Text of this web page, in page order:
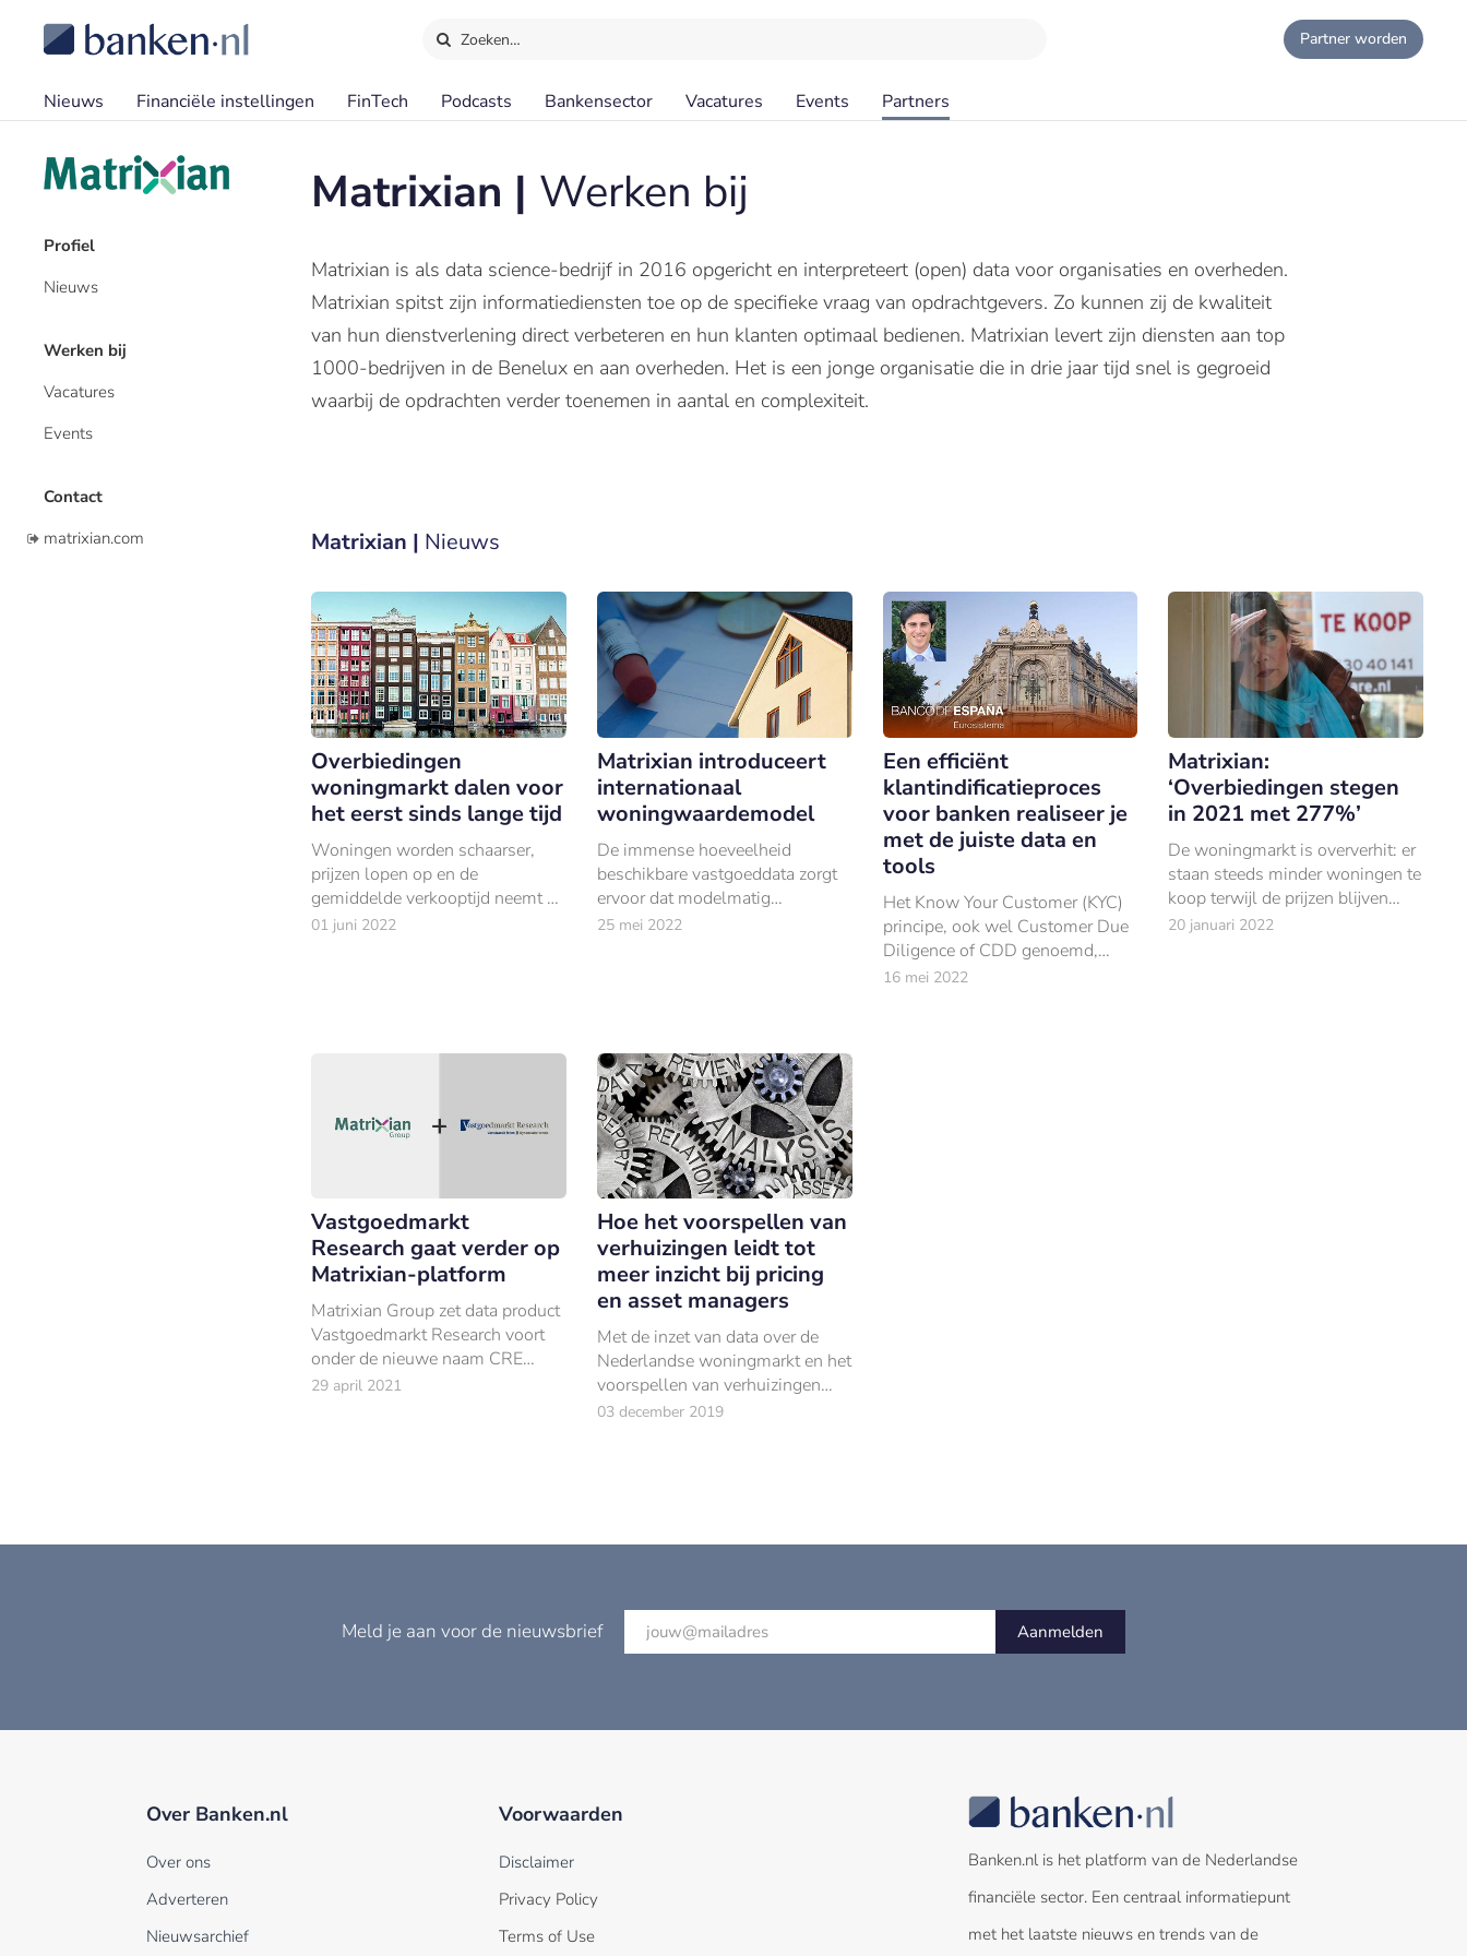
Zoeken… Partner worden
Nieuws Financiële instellingen FinTech Podcasts Bankensector Vacatures Events Partners
Profiel
Nieuws
Werken bij
Vacatures
Events
Contact
matrixian.com
Matrixian | Werken bij
Matrixian is als data science-bedrijf in 2016 opgericht en interpreteert (open) data voor organisaties en overheden.
Matrixian spitst zijn informatiediensten toe op de specifieke vraag van opdrachtgevers. Zo kunnen zij de kwaliteit
van hun dienstverlening direct verbeteren en hun klanten optimaal bedienen. Matrixian levert zijn diensten aan top
1000-bedrijven in de Benelux en aan overheden. Het is een jonge organisatie die in drie jaar tijd snel is gegroeid
waarbij de opdrachten verder toenemen in aantal en complexiteit.
Matrixian | Nieuws
Overbiedingen
woningmarkt dalen voor
het eerst sinds lange tijd
Woningen worden schaarser,
prijzen lopen op en de
gemiddelde verkooptijd neemt af.
Het is het droevige gevolg van de
01 juni 2022
Matrixian introduceert
internationaal
woningwaardemodel
De immense hoeveelheid
beschikbare vastgoeddata zorgt
ervoor dat modelmatig
waarderen, ofwel
25 mei 2022
Een efficiënt
klantindificatieproces
voor banken realiseer je
met de juiste data en
tools
Het Know Your Customer (KYC)
principe, ook wel Customer Due
Diligence of CDD genoemd,
schrijft voor dat elke Europese
16 mei 2022
Matrixian:
‘Overbiedingen stegen
in 2021 met 277%’
De woningmarkt is oververhit: er
staan steeds minder woningen te
koop terwijl de prijzen blijven
stijgen en de gemiddelde
20 januari 2022
Vastgoedmarkt
Research gaat verder op
Matrixian-platform
Matrixian Group zet data product
Vastgoedmarkt Research voort
onder de nieuwe naam CRE
Transacties (Commercial Real
29 april 2021
Hoe het voorspellen van
verhuizingen leidt tot
meer inzicht bij pricing
en asset managers
Met de inzet van data over de
Nederlandse woningmarkt en het
voorspellen van verhuizingen
heeft technologie- en databedrijf
03 december 2019
Meld je aan voor de nieuwsbrief Aanmelden
Over Banken.nl
Over ons
Adverteren
Nieuwsarchief
Voorwaarden
Disclaimer
Privacy Policy
Terms of Use
Banken.nl is het platform van de Nederlandse
financiële sector. Een centraal informatiepunt
met het laatste nieuws en trends van de